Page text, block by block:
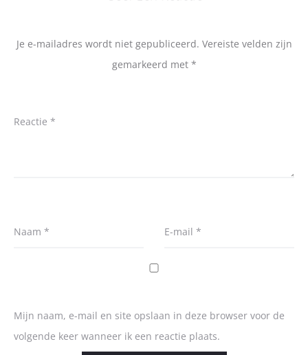
Je e-mailadres wordt niet gepubliceerd. Vereiste velden zijn
gemarkeerd met *
Reactie *
Naam * E-mail *
Mijn naam, e-mail en site opslaan in deze browser voor de
volgende keer wanneer ik een reactie plaats.